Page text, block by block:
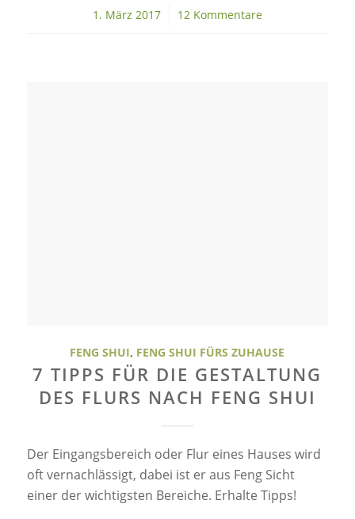
1. März 2017
/ 12 Kommentare
FENG SHUI, FENG SHUI FÜRS ZUHAUSE
7 TIPPS FÜR DIE GESTALTUNG
DES FLURS NACH FENG SHUI
Der Eingangsbereich oder Flur eines Hauses wird
oft vernachlässigt, dabei ist er aus Feng Sicht
einer der wichtigsten Bereiche. Erhalte Tipps!